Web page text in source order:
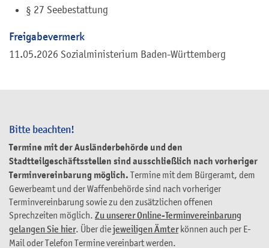
Bitte beachten!
Termine mit der Ausländerbehörde und den
Stadtteilgeschäftsstellen sind ausschließlich nach vorheriger
Terminvereinbarung möglich. Termine mit dem Bürgeramt, dem
Gewerbeamt und der Waffenbehörde sind nach vorheriger
Terminvereinbarung sowie zu den zusätzlichen offenen
Sprechzeiten möglich. Zu unserer Online-Terminvereinbarung
gelangen Sie hier. Über diejeweiligen Ämterkönnen auch per E-
Mail oder Telefon Termine vereinbart werden.
§ 27 Seebestattung
Freigabevermerk
11.05.2026 Sozialministerium Baden-Württemberg